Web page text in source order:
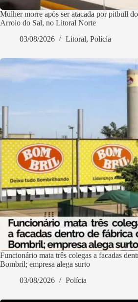
Mulher morre após ser atacada por pitbull
Arroio do Sal, no Litoral Norte
03/08/2026
Litoral, Polícia
Funcionário mata três colegas a facadas
Bombril; empresa alega surto
03/08/2026
Polícia